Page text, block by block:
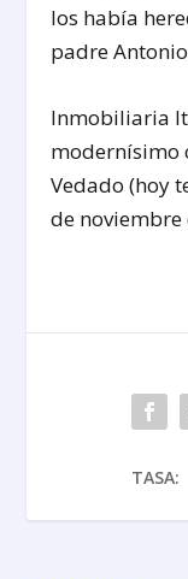
los había
padre
Inmobiliaria
modernísimo
Vedado (hoy
de noviembre
TASA: